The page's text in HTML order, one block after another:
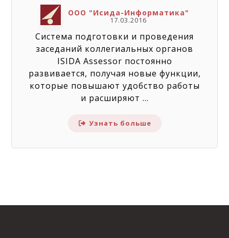
ООО "Исида-Информатика"
17.03.2016
Система подготовки и проведения
заседаний коллегиальных органов
ISIDA Assessor постоянно
развивается, получая новые функции,
которые повышают удобство работы
и расширяют ...
Узнать больше